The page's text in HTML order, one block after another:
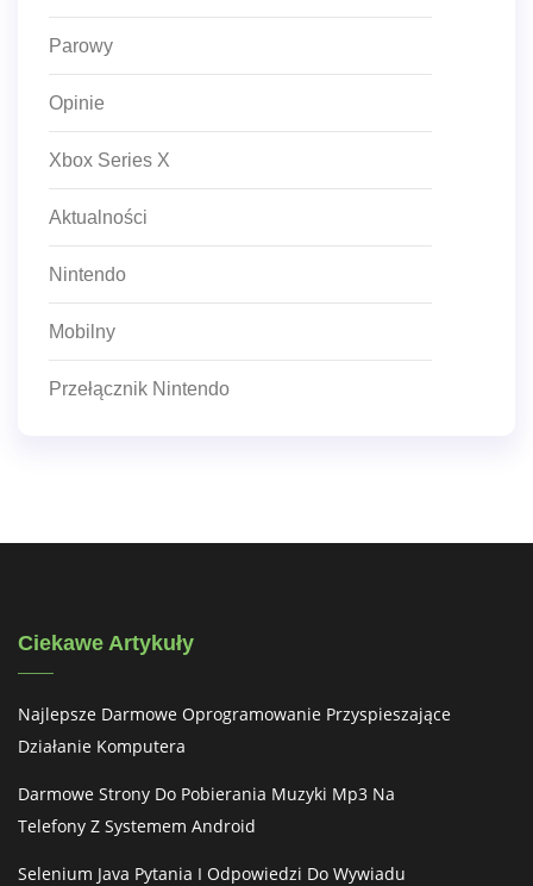
Parowy
Opinie
Xbox Series X
Aktualności
Nintendo
Mobilny
Przełącznik Nintendo
Ciekawe Artykuły
Najlepsze Darmowe Oprogramowanie Przyspieszające
Działanie Komputera
Darmowe Strony Do Pobierania Muzyki Mp3 Na
Telefony Z Systemem Android
Selenium Java Pytania I Odpowiedzi Do Wywiadu